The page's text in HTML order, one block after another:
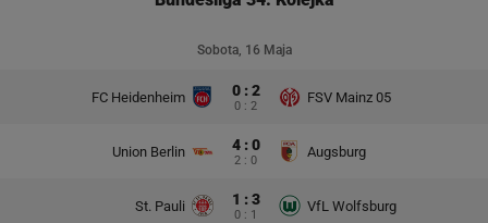
Sobota, 16 Maja
FC Heidenheim 0 : 2
0 : 2
FSV Mainz 05
Union Berlin 4 : 0
2 : 0
Augsburg
St. Pauli 1 : 3
0 : 1
VfL Wolfsburg